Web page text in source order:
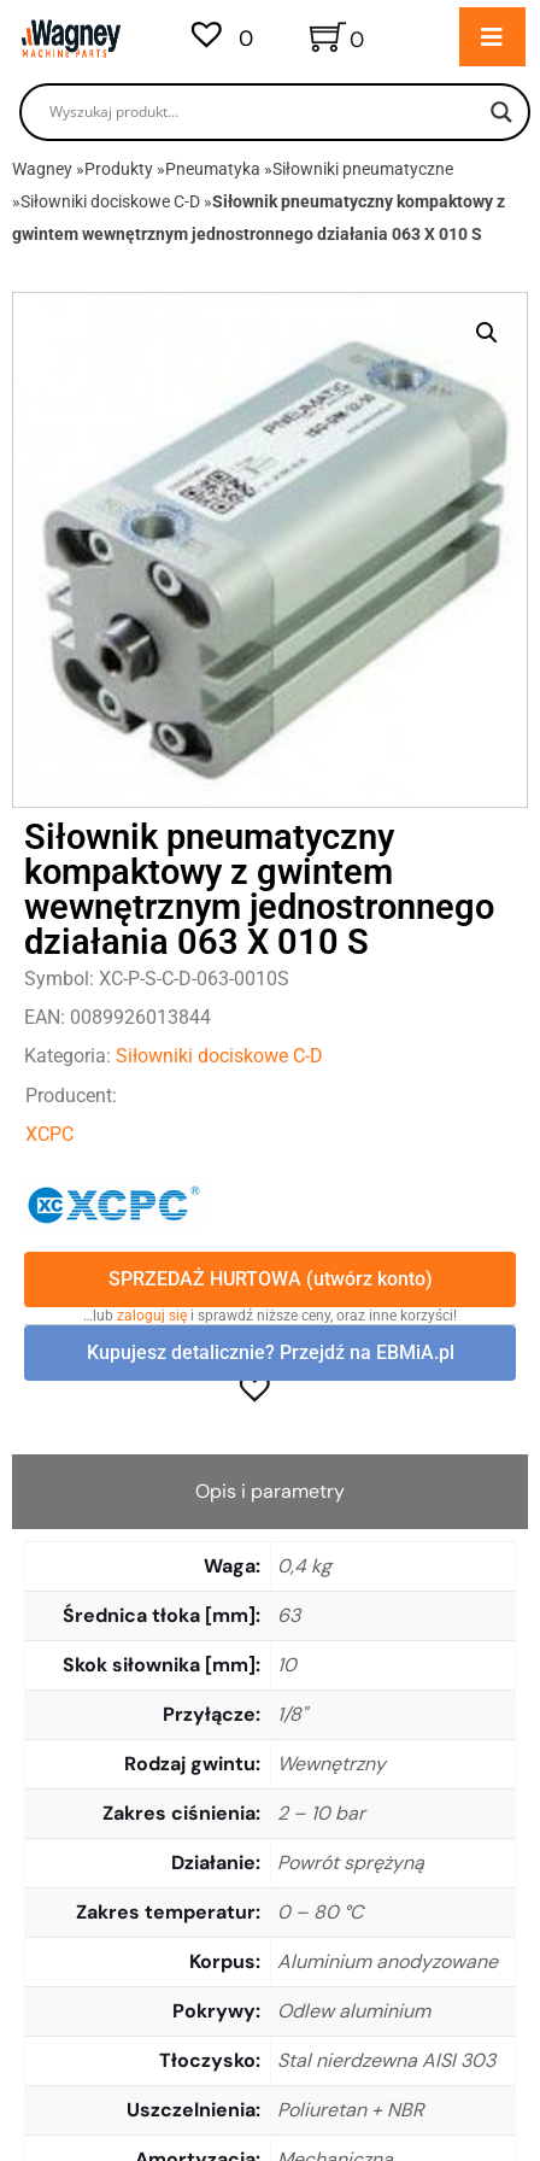
0 0
Wagney »Produkty »Pneumatyka »Siłowniki pneumatyczne
»Siłowniki dociskowe C-D »Siłownik pneumatyczny kompaktowy z
gwintem wewnętrznym jednostronnego działania 063 X 010 S
Siłownik pneumatyczny
kompaktowy z gwintem
wewnętrznym jednostronnego
działania 063 X 010 S
Symbol: XC-P-S-C-D-063-0010S
EAN: 0089926013844
Kategoria: Siłowniki dociskowe C-D
Producent:
XCPC
SPRZEDAŻ HURTOWA (utwórz konto)
…lub zaloguj się i sprawdź niższe ceny, oraz inne korzyści!
Kupujesz detalicznie? Przejdź na EBMiA.pl
Opis i parametry
Waga
0,4 kg
Średnica tłoka [mm]
63
Skok siłownika [mm]
10
Przyłącze
1/8"
Rodzaj gwintu
Wewnętrzny
Zakres ciśnienia
2 – 10 bar
Działanie
Powrót sprężyną
Zakres temperatur
0 – 80 °C
Korpus
Aluminium anodyzowane
Pokrywy
Odlew aluminium
Tłoczysko
Stal nierdzewna AISI 303
Uszczelnienia
Poliuretan + NBR